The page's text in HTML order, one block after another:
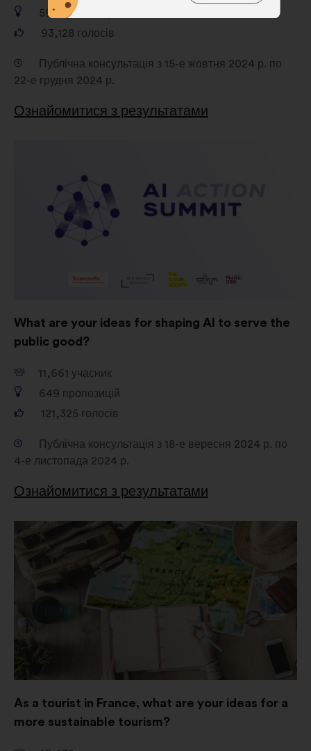
592
пропозиції
93,128 голосів
Публічна консультація з 15-е жовтня 2024 р. по
22-е грудня 2024 р.
Ознайомитися з результатами
What are your ideas for shaping AI to serve the
public good?
11,661 учасник
649 пропозицій
121,325 голосів
Публічна консультація з 18-е вересня 2024 р. по
4-е листопада 2024 р.
Ознайомитися з результатами
As a tourist in France, what are your ideas for a
more sustainable tourism?
новій
файли cookie, які
необхідні для роботи сайту
покращення вашого досвіду під
час навігації сайтом
забезпечення аналізу наших
Соціальні мережі:
що допомагають нам оптимізувати
наш вплив через соціальні мережі